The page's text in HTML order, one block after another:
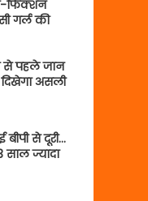
फिक्शन
गर्ल की
पहले जान
असली
से दूरी…
साल ज्यादा